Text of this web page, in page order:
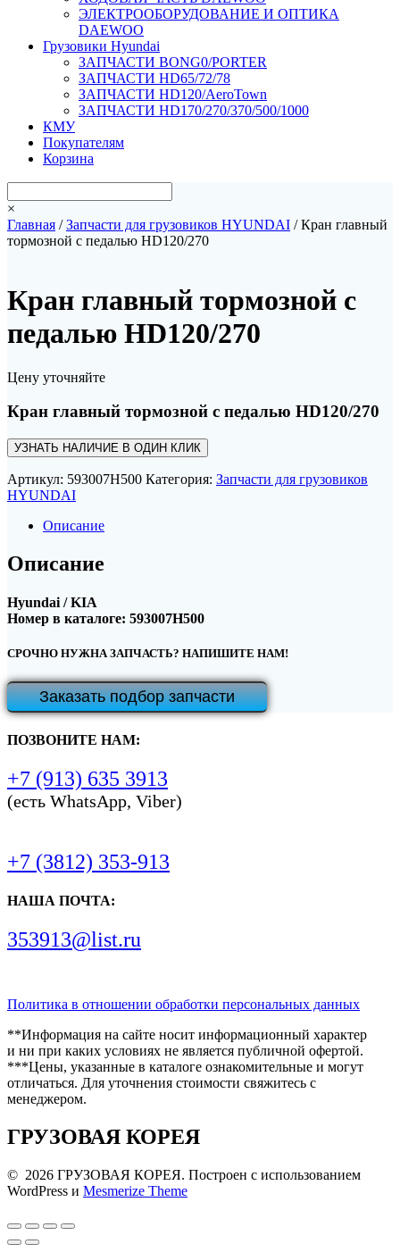
ЭЛЕКТРООБОРУДОВАНИЕ И ОПТИКА
DAEWOO
Грузовики Hyundai
ЗАПЧАСТИ BONG0/PORTER
ЗАПЧАСТИ HD65/72/78
ЗАПЧАСТИ HD120/AeroTown
ЗАПЧАСТИ HD170/270/370/500/1000
КМУ
Покупателям
Корзина
×
Главная /Запчасти для грузовиков HYUNDAI / Кран главный
тормозной с педалью HD120/270
Кран главный тормозной с
педалью HD120/270
Цену уточняйте
Кран главный тормозной с педалью HD120/270
УЗНАТЬ НАЛИЧИЕ В ОДИН КЛИК
Артикул: 593007H500 Категория: Запчасти для грузовиков
HYUNDAI
Описание
Описание
Hyundai / KIA
Номер в каталоге: 593007H500
СРОЧНО НУЖНА ЗАПЧАСТЬ? НАПИШИТЕ НАМ!
Заказать подбор запчасти
ПОЗВОНИТЕ НАМ:
+7 (913) 635 3913
(есть WhatsApp, Viber)
+7 (3812) 353-913
НАША ПОЧТА:
353913@list.ru
Политика в отношении обработки персональных данных
**Информация на сайте носит информационный характер
и ни при каких условиях не является публичной офертой.
***Цены, указанные в каталоге ознакомительные и могут
отличаться. Для уточнения стоимости свяжитесь с
менеджером.
ГРУЗОВАЯ КОРЕЯ
© 2026 ГРУЗОВАЯ КОРЕЯ. Построен с использованием
WordPress и Mesmerize Theme